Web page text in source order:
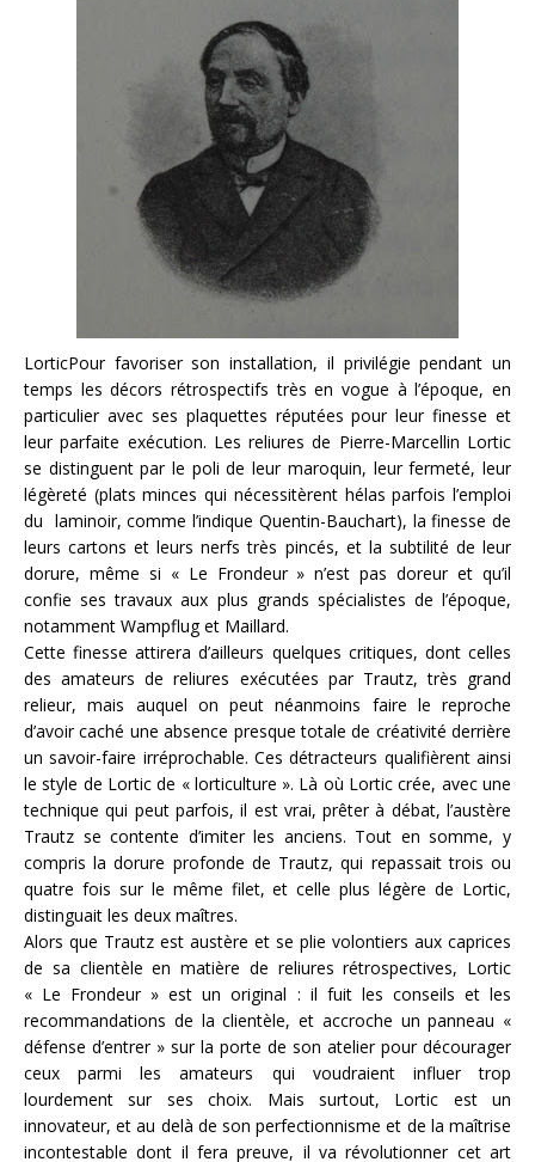
LorticPour favoriser son installation, il privilégie pendant un
temps les décors rétrospectifs très en vogue à l’époque, en
particulier avec ses plaquettes réputées pour leur finesse et
leur parfaite exécution. Les reliures de Pierre-Marcellin Lortic
se distinguent par le poli de leur maroquin, leur fermeté, leur
légèreté (plats minces qui nécessitèrent hélas parfois l’emploi
du laminoir, comme l’indique Quentin-Bauchart), la finesse de
leurs cartons et leurs nerfs très pincés, et la subtilité de leur
dorure, même si « Le Frondeur » n’est pas doreur et qu’il
confie ses travaux aux plus grands spécialistes de l’époque,
notamment Wampflug et Maillard.
Cette finesse attirera d’ailleurs quelques critiques, dont celles
des amateurs de reliures exécutées par Trautz, très grand
relieur, mais auquel on peut néanmoins faire le reproche
d’avoir caché une absence presque totale de créativité derrière
un savoir-faire irréprochable. Ces détracteurs qualifièrent ainsi
le style de Lortic de « lorticulture ». Là où Lortic crée, avec une
technique qui peut parfois, il est vrai, prêter à débat, l’austère
Trautz se contente d’imiter les anciens. Tout en somme, y
compris la dorure profonde de Trautz, qui repassait trois ou
quatre fois sur le même filet, et celle plus légère de Lortic,
distinguait les deux maîtres.
Alors que Trautz est austère et se plie volontiers aux caprices
de sa clientèle en matière de reliures rétrospectives, Lortic
« Le Frondeur » est un original : il fuit les conseils et les
recommandations de la clientèle, et accroche un panneau «
défense d’entrer » sur la porte de son atelier pour décourager
ceux parmi les amateurs qui voudraient influer trop
lourdement sur ses choix. Mais surtout, Lortic est un
innovateur, et au delà de son perfectionnisme et de la maîtrise
incontestable dont il fera preuve, il va révolutionner cet art